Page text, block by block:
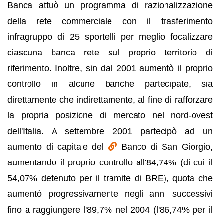
Banca attuò un programma di razionalizzazione
della rete commerciale con il trasferimento
infragruppo di 25 sportelli per meglio focalizzare
ciascuna banca rete sul proprio territorio di
riferimento. Inoltre, sin dal 2001 aumentò il proprio
controllo in alcune banche partecipate, sia
direttamente che indirettamente, al fine di rafforzare
la propria posizione di mercato nel nord-ovest
dell'Italia. A settembre 2001 partecipò ad un
aumento di capitale del
Banco di San Giorgio,
aumentando il proprio controllo all'84,74% (di cui il
54,07% detenuto per il tramite di BRE), quota che
aumentò progressivamente negli anni successivi
fino a raggiungere l'89,7% nel 2004 (l'86,74% per il